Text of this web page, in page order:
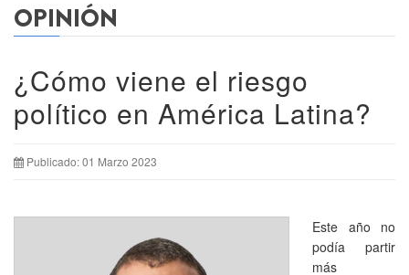
OPINIÓN
¿Cómo viene el riesgo
político en América Latina?
Publicado: 01 Marzo 2023
Este año no
podía partir
más